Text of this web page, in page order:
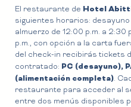
El restaurante de Hotel Abitti
siguientes horarios: desayuno
almuerzo de 12:00 p.m. a 2:30
p.m., con opción a la carta
del check-in recibirás tickets
contratado: PC (desayuno),
(alimentación completa).
restaurante para acceder al
entre dos menús disponibles